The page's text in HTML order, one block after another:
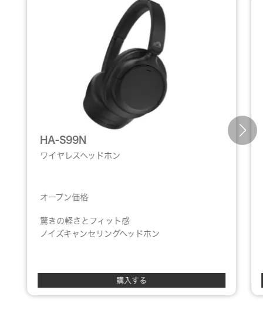
HA-S99N
ワイヤレスヘッドホン
オープン価格
驚きの軽さとフィット感
ノイズキャンセリングヘッドホン
購入する